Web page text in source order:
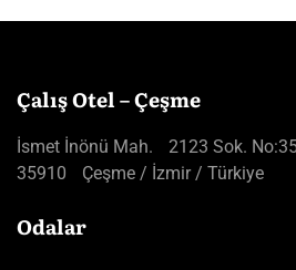
Çalış Otel – Çeşme
İsmet İnönü Mah. 2123 Sok.
35910 Çeşme / İzmir / Türkiye
Odalar